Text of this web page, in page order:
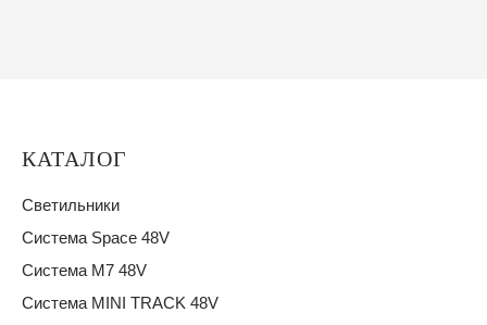
КАТАЛОГ
Светильники
Система Space 48V
Система M7 48V
Система MINI TRACK 48V